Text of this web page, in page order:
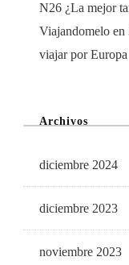
N26 ¿La mejor
Viajandomelo en
viajar por Europa
Archivos
diciembre 2024
diciembre 2023
noviembre 2023